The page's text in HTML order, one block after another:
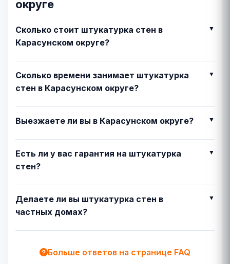
округе
Сколько стоит штукатурка стен в
Карасунском округе?
Сколько времени занимает штукатурка
стен в Карасунском округе?
Выезжаете ли вы в Карасунском округе?
Есть ли у вас гарантия на штукатурка
стен?
Делаете ли вы штукатурка стен в
частных домах?
Больше ответов на странице FAQ